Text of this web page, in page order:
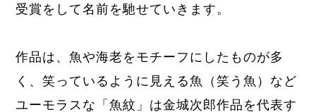
受賞をして名前を馳せていきます。
作品は、魚や海老をモチーフにしたものが多
く、笑っているように見える魚（笑う魚）など
ユーモラスな「魚紋」は金城次郎作品を代表す